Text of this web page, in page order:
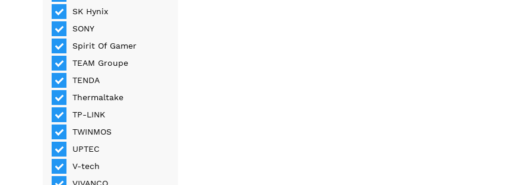
SK Hynix
SONY
Spirit Of Gamer
TEAM Groupe
TENDA
Thermaltake
TP-LINK
TWINMOS
UPTEC
V-tech